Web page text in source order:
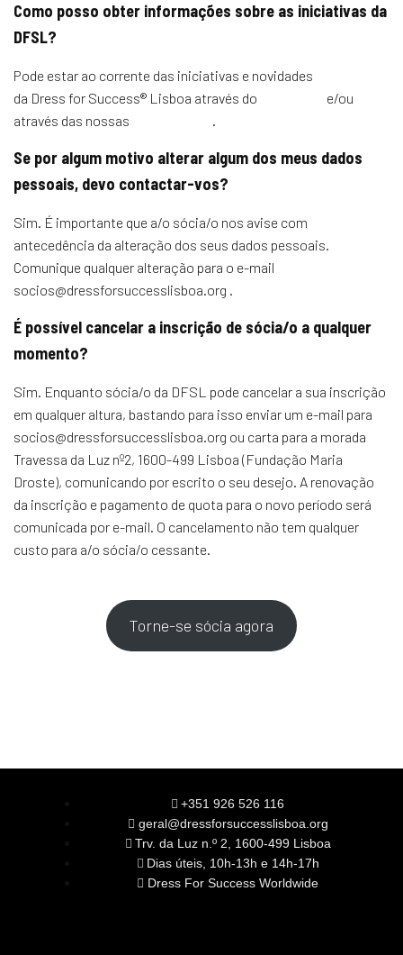
Como posso obter informações sobre as iniciativas da
DFSL?
Pode estar ao corrente das iniciativas e novidades
da Dress for Success® Lisboa através do
e/ou
através das nossas
.
Se por algum motivo alterar algum dos meus dados
pessoais, devo contactar-vos?
Sim. É importante que a/o sócia/o nos avise com
antecedência da alteração dos seus dados pessoais.
Comunique qualquer alteração para o e-mail
socios@dressforsuccesslisboa.org .
É possível cancelar a inscrição de sócia/o a qualquer
momento?
Sim. Enquanto sócia/o da DFSL pode cancelar a sua inscrição
em qualquer altura, bastando para isso enviar um e-mail para
socios@dressforsuccesslisboa.org ou carta para a morada
Travessa da Luz nº2, 1600-499 Lisboa (Fundação Maria
Droste), comunicando por escrito o seu desejo. A renovação
da inscrição e pagamento de quota para o novo período será
comunicada por e-mail. O cancelamento não tem qualquer
custo para a/o sócia/o cessante.
Torne-se sócia agora
+351 926 526 116
geral@dressforsuccesslisboa.org
Trv. da Luz n.º 2, 1600-499 Lisboa
Dias úteis, 10h-13h e 14h-17h
Dress For Success Worldwide